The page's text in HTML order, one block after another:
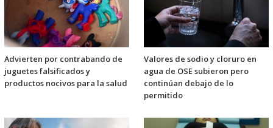
Advierten por contrabando de
juguetes falsificados y
productos nocivos para la salud
Valores de sodio y cloruro en
agua de OSE subieron pero
continúan debajo de lo
permitido